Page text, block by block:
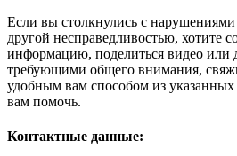
Если вы столкнулись с нарушениями
другой несправедливостью, хотите
информацию, поделиться видео или
требующими общего внимания,
удобным вам способом из
вам помочь.
Контактные данные: